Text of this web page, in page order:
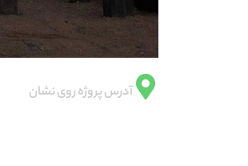
آدرس پروژه روی نشان